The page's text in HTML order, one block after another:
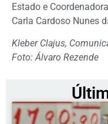
Estado e
Carla Cardoso Nunes
Kleber Clajus,
Foto: Álvaro Rezende